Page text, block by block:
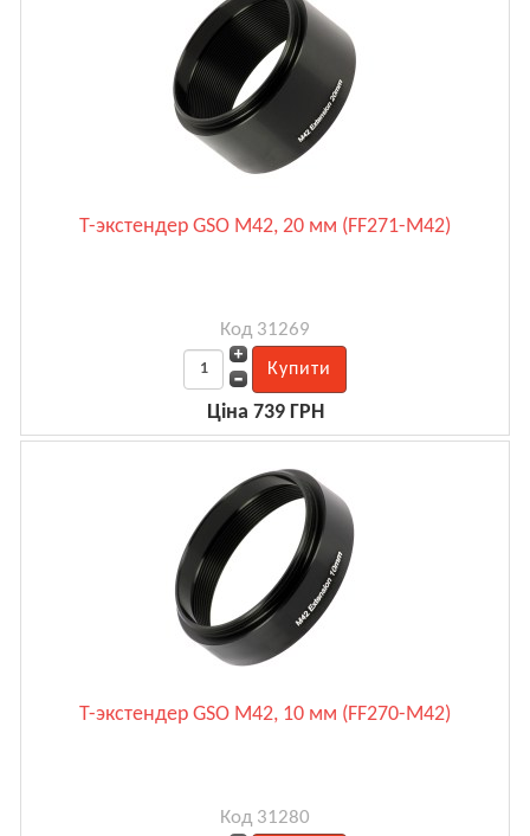
Т-экстендер GSO M42, 20 мм (FF271-M42)
Код 31269
Ціна 739 ГРН
Т-экстендер GSO M42, 10 мм (FF270-M42)
Код 31280